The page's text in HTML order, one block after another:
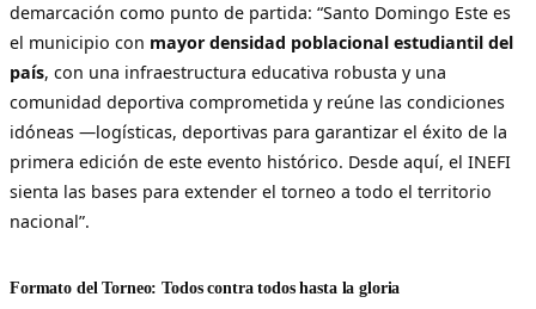
demarcación como punto de partida: “Santo Domingo Este es
el municipio con mayor densidad poblacional estudiantil del
país, con una infraestructura educativa robusta y una
comunidad deportiva comprometida y reúne las condiciones
idóneas —logísticas, deportivas para garantizar el éxito de la
primera edición de este evento histórico. Desde aquí, el INEFI
sienta las bases para extender el torneo a todo el territorio
nacional”.
Formato del Torneo: Todos contra todos hasta la gloria